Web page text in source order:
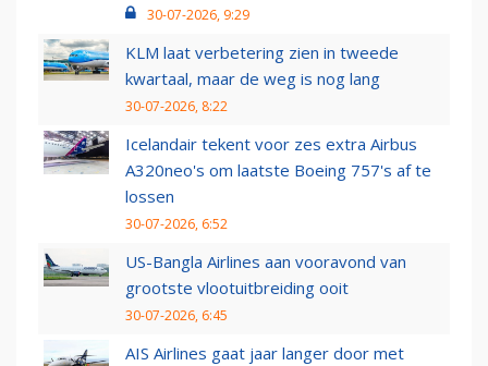
30-07-2026, 9:29
KLM laat verbetering zien in tweede
kwartaal, maar de weg is nog lang
30-07-2026, 8:22
Icelandair tekent voor zes extra Airbus
A320neo's om laatste Boeing 757's af te
lossen
30-07-2026, 6:52
US-Bangla Airlines aan vooravond van
grootste vlootuitbreiding ooit
30-07-2026, 6:45
AIS Airlines gaat jaar langer door met